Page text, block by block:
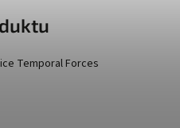
Temporal Forces